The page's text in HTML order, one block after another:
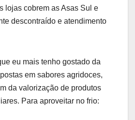
lojas cobrem as Asas Sul e
descontraído e atendimento
eu mais tenho gostado da
em sabores agridoces,
da valorização de produtos
Para aproveitar no frio: